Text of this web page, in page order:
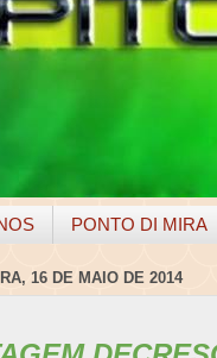
PONTO DI MIRA
16 DE MAIO DE 2014